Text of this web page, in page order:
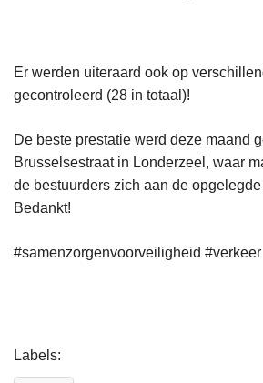
Er werden uiteraard ook op
gecontroleerd (28 in totaal)!
De beste prestatie werd deze maand
Brusselsestraat in Londerzeel, waar
de bestuurders zich aan de
Bedankt!
#samenzorgenvoorveiligheid #verkeer
Labels
e